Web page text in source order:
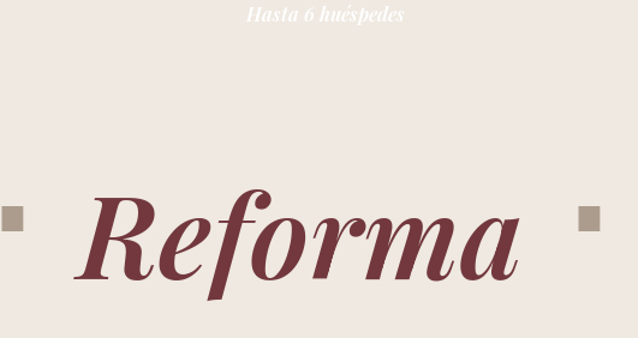
Hasta 6 huéspedes
Reforma ⋅